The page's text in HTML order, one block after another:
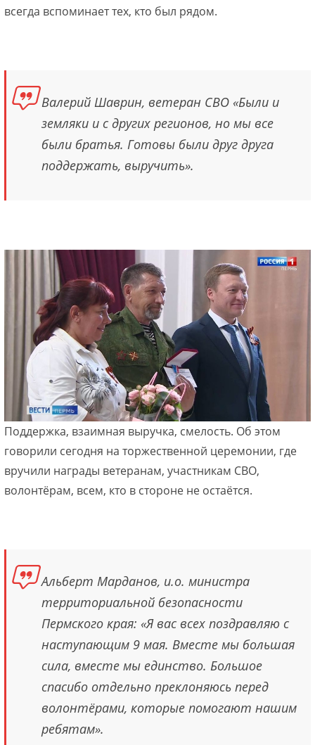
всегда вспоминает тех, кто был рядом.
Валерий Шаврин, ветеран СВО «Были и
земляки и с других регионов, но мы все
были братья. Готовы были друг друга
поддержать, выручить».
Поддержка, взаимная выручка, смелость. Об этом
говорили сегодня на торжественной церемонии, где
вручили награды ветеранам, участникам СВО,
волонтёрам, всем, кто в стороне не остаётся.
Альберт Марданов, и.о. министра
территориальной безопасности
Пермского края: «Я вас всех поздравляю с
наступающим 9 мая. Вместе мы большая
сила, вместе мы единство. Большое
спасибо отдельно преклоняюсь перед
волонтёрами, которые помогают нашим
ребятам».